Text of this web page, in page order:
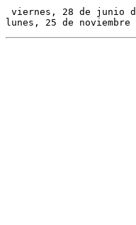
viernes, 28 de
lunes, 25 de